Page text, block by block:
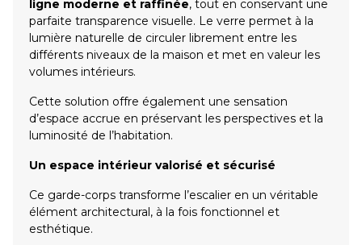
ligne moderne et raffinée, tout en conservant une
parfaite transparence visuelle. Le verre permet à la
lumière naturelle de circuler librement entre les
différents niveaux de la maison et met en valeur les
volumes intérieurs.
Cette solution offre également une sensation
d’espace accrue en préservant les perspectives et la
luminosité de l’habitation.
Un espace intérieur valorisé et sécurisé
Ce garde-corps transforme l’escalier en un véritable
élément architectural, à la fois fonctionnel et
esthétique.